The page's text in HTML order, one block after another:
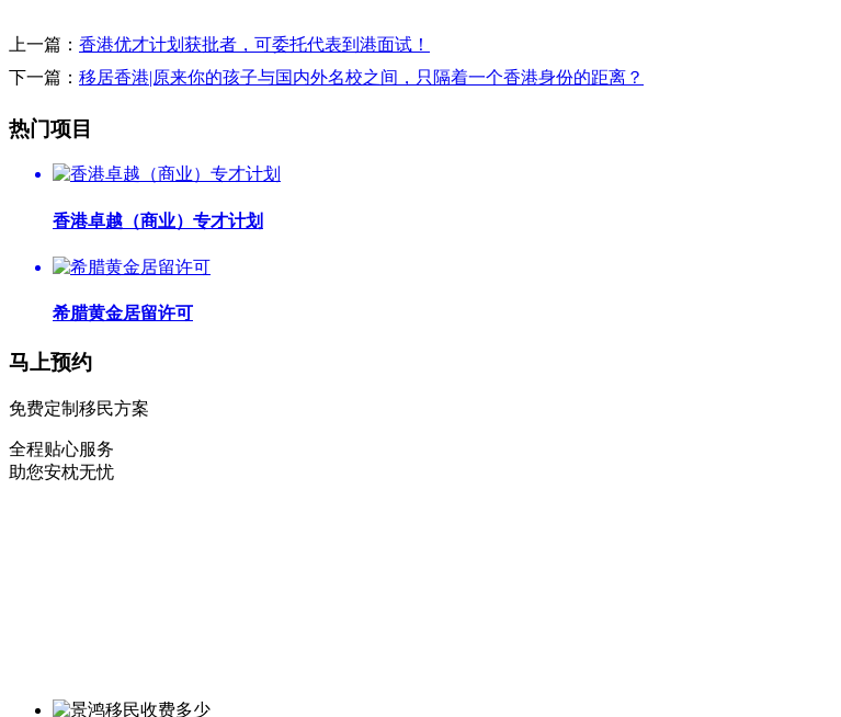
上一篇： 香港优才计划获批者，可委托代表到港面试！
下一篇： 移居香港|原来你的孩子与国内外名校之间，只隔着一个香港身份的距离？
热门项目
香港卓越（商业）专才计划
希腊黄金居留许可
马上预约
免费定制移民方案
全程贴心服务
助您安枕无忧